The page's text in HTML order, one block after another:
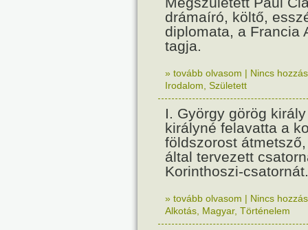
drámaíró, költő,
diplomata, a Francia
tagja.
» tovább olvasom | Nincs
Irodalom Született
I. György görög
királyné felavatta a
földszorost
által tervezett
Korinthoszi-csatornát.
» tovább olvasom | Nincs
Alkotás Magyar, Történelem